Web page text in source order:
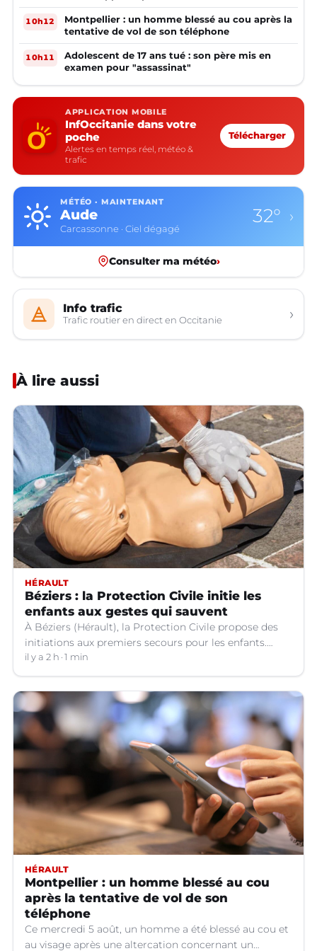
10h12
Montpellier : un homme blessé au cou après la
tentative de vol de son téléphone
10h11
Adolescent de 17 ans tué : son père mis en
examen pour "assassinat"
APPLICATION MOBILE
InfOccitanie dans votre
poche
Alertes en temps réel, météo &
trafic
Télécharger
MÉTÉO · MAINTENANT
Aude
Carcassonne · Ciel dégagé
32° ›
Consulter ma météo›
Info trafic
Trafic routier en direct en Occitanie ›
À lire aussi
HÉRAULT
Béziers : la Protection Civile initie les
enfants aux gestes qui sauvent
À Béziers (Hérault), la Protection Civile propose des
initiations aux premiers secours pour les enfants.
Voici ce qu'il faut savoir.
il y a 2 h 1 min
HÉRAULT
Montpellier : un homme blessé au cou
après la tentative de vol de son
téléphone
Ce mercredi 5 août, un homme a été blessé au cou et
au visage après une altercation concernant un